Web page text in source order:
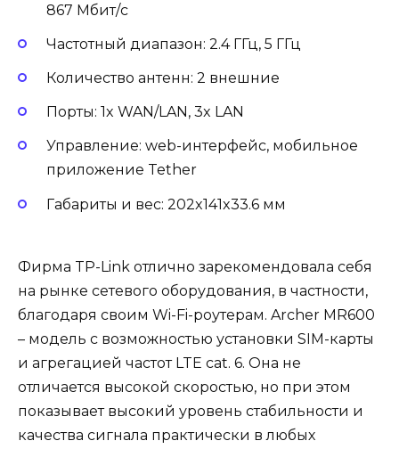
867 Мбит/с
Частотный диапазон: 2.4 ГГц, 5 ГГц
Количество антенн: 2 внешние
Порты: 1x WAN/LAN, 3x LAN
Управление: web-интерфейс, мобильное
приложение Tether
Габариты и вес: 202x141x33.6 мм
Фирма TP-Link отлично зарекомендовала себя
на рынке сетевого оборудования, в частности,
благодаря своим Wi-Fi-роутерам. Archer MR600
– модель с возможностью установки SIM-карты
и агрегацией частот LTE cat. 6. Она не
отличается высокой скоростью, но при этом
показывает высокий уровень стабильности и
качества сигнала практически в любых